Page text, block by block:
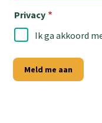
Privacy
Ik ga akkoord
Meld me aan